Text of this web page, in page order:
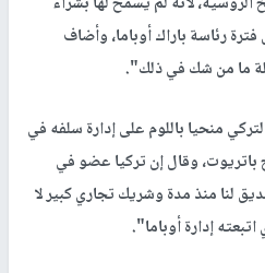
رئاسة باراك أوباما، وأضاف
ما من شك في ذلك".
منحيا باللوم على إدارة سلفه في
وقال إن تركيا عضو في
لنا منذ مدة وشريك تجاري كبير لا
إدارة أوباما".